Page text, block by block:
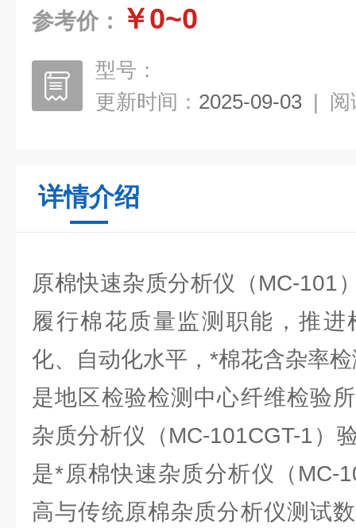
参考价： ￥0~0
型号：
更新时间： 2025-09-03 | 阅
详情介绍
原棉快速杂质分析仪（MC-101
履行棉花质量监测职能，推
化、自动化水平，*棉花含杂率
是地区检验检测中心纤维检验
杂质分析仪（MC-101CGT-1）
是*原棉快速杂质分析仪（MC-
高与传统原棉杂质分析仪测试